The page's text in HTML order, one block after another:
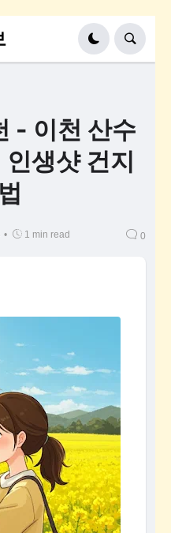
- 이천 산수
생샷 건지
• 1 min read 0